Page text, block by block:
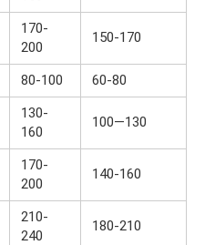
170-
200
150-170
80-100 60-80
130-
160
100—130
170-
200
140-160
210-
240
180-210